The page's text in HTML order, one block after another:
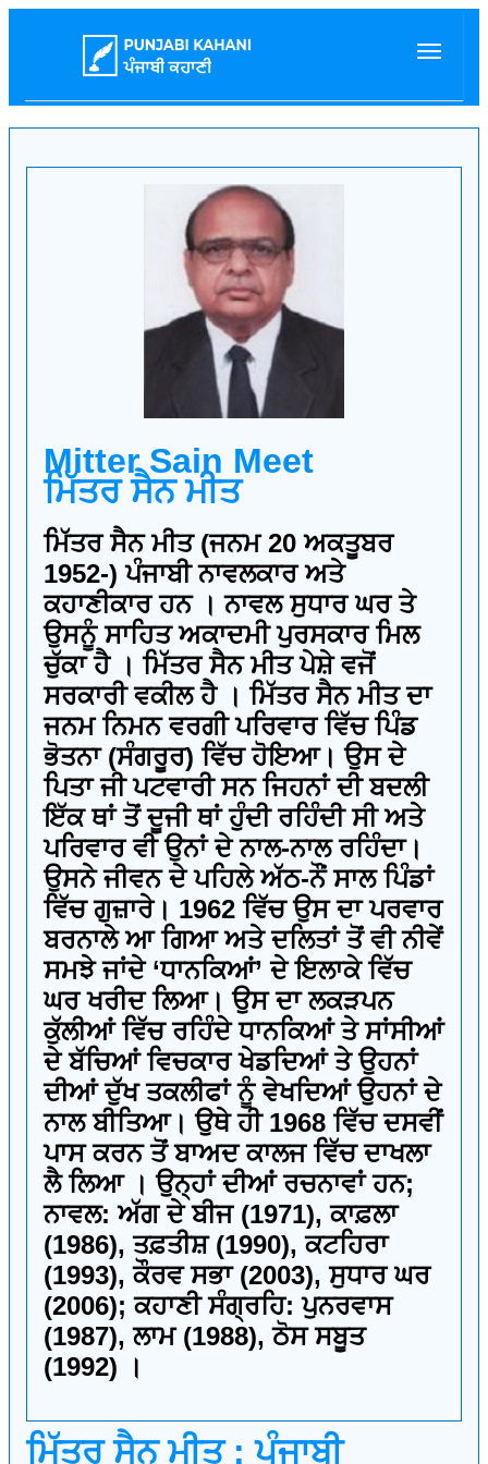
Mitter Sain Meet
ਮਿੱਤਰ ਸੈਨ ਮੀਤ
ਮਿੱਤਰ ਸੈਨ ਮੀਤ (ਜਨਮ 20 ਅਕਤੂਬਰ
1952-) ਪੰਜਾਬੀ ਨਾਵਲਕਾਰ ਅਤੇ
ਕਹਾਣੀਕਾਰ ਹਨ । ਨਾਵਲ ਸੁਧਾਰ ਘਰ ਤੇ
ਉਸਨੂੰ ਸਾਹਿਤ ਅਕਾਦਮੀ ਪੁਰਸਕਾਰ ਮਿਲ
ਚੁੱਕਾ ਹੈ । ਮਿੱਤਰ ਸੈਨ ਮੀਤ ਪੇਸ਼ੇ ਵਜੋਂ
ਸਰਕਾਰੀ ਵਕੀਲ ਹੈ । ਮਿੱਤਰ ਸੈਨ ਮੀਤ ਦਾ
ਜਨਮ ਨਿਮਨ ਵਰਗੀ ਪਰਿਵਾਰ ਵਿੱਚ ਪਿੰਡ
ਭੋਤਨਾ (ਸੰਗਰੂਰ) ਵਿੱਚ ਹੋਇਆ। ਉਸ ਦੇ
ਪਿਤਾ ਜੀ ਪਟਵਾਰੀ ਸਨ ਜਿਹਨਾਂ ਦੀ ਬਦਲੀ
ਇੱਕ ਥਾਂ ਤੋਂ ਦੂਜੀ ਥਾਂ ਹੁੰਦੀ ਰਹਿੰਦੀ ਸੀ ਅਤੇ
ਪਰਿਵਾਰ ਵੀ ਉਨਾਂ ਦੇ ਨਾਲ-ਨਾਲ ਰਹਿੰਦਾ।
ਉਸਨੇ ਜੀਵਨ ਦੇ ਪਹਿਲੇ ਅੱਠ-ਨੌਂ ਸਾਲ ਪਿੰਡਾਂ
ਵਿੱਚ ਗੁਜ਼ਾਰੇ। 1962 ਵਿੱਚ ਉਸ ਦਾ ਪਰਵਾਰ
ਬਰਨਾਲੇ ਆ ਗਿਆ ਅਤੇ ਦਲਿਤਾਂ ਤੋਂ ਵੀ ਨੀਵੇਂ
ਸਮਝੇ ਜਾਂਦੇ ‘ਧਾਨਕਿਆਂ’ ਦੇ ਇਲਾਕੇ ਵਿੱਚ
ਘਰ ਖਰੀਦ ਲਿਆ। ਉਸ ਦਾ ਲਕੜਪਨ
ਕੁੱਲੀਆਂ ਵਿੱਚ ਰਹਿੰਦੇ ਧਾਨਕਿਆਂ ਤੇ ਸਾਂਸੀਆਂ
ਦੇ ਬੱਚਿਆਂ ਵਿਚਕਾਰ ਖੇਡਦਿਆਂ ਤੇ ਉਹਨਾਂ
ਦੀਆਂ ਦੁੱਖ ਤਕਲੀਫਾਂ ਨੂੰ ਵੇਖਦਿਆਂ ਉਹਨਾਂ ਦੇ
ਨਾਲ ਬੀਤਿਆ। ਉਥੇ ਹੀ 1968 ਵਿੱਚ ਦਸਵੀਂ
ਪਾਸ ਕਰਨ ਤੋਂ ਬਾਅਦ ਕਾਲਜ ਵਿੱਚ ਦਾਖਲਾ
ਲੈ ਲਿਆ । ਉਨ੍ਹਾਂ ਦੀਆਂ ਰਚਨਾਵਾਂ ਹਨ;
ਨਾਵਲ: ਅੱਗ ਦੇ ਬੀਜ (1971), ਕਾਫ਼ਲਾ
(1986), ਤਫ਼ਤੀਸ਼ (1990), ਕਟਹਿਰਾ
(1993), ਕੌਰਵ ਸਭਾ (2003), ਸੁਧਾਰ ਘਰ
(2006); ਕਹਾਣੀ ਸੰਗ੍ਰਹਿ: ਪੁਨਰਵਾਸ
(1987), ਲਾਮ (1988), ਠੋਸ ਸਬੂਤ
(1992) ।
ਮਿੱਤਰ ਸੈਨ ਮੀਤ : ਪੰਜਾਬੀ